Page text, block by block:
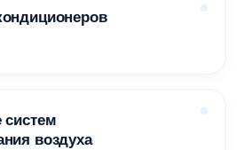
систем
воздуха